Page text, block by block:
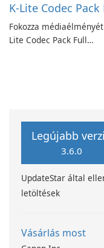
K-Lite Codec Pack
Fokozza
Lite Codec Pack Full
Legújabb
3.6.0
UpdateStar által
letöltések
Vásárlás most